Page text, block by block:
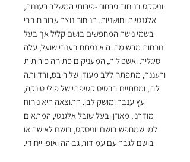
יוניסקס בניחוח פרחוני-פירותי המשלב רעננות,
אלגנטיות וחושניות. הניחוח נוצר עבור חובבי
בשמי נישה המחפשים בושם קליל אך בעל
נוכחות מרשימה. הוא נפתח בענבי שועל, עלה
סיגלית ואשכולית, המעניקים פתיחה פירותית
ורעננה, מתפתח ללב מעודן של ריבס, ורד ותה
לבן, ומסתיים בבסיס קטיפתי של פולי טונקה,
עץ ענבר ומושק לבן. התוצאה היא ניחוח
מודרני, מאוזן ובעל שובל אלגנטי, המתאים
למי שמחפש בושם יוניסקס, בושם לאישה או
בושם לגבר עם עמידות גבוהה ואופי ייחודי.